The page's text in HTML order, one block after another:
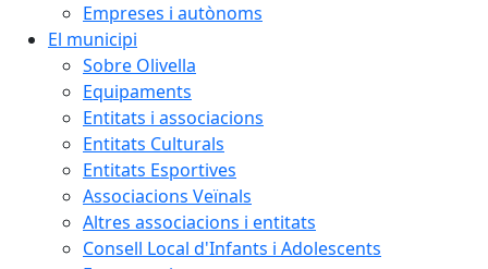
Empreses i autònoms
El municipi
Sobre Olivella
Equipaments
Entitats i associacions
Entitats Culturals
Entitats Esportives
Associacions Veïnals
Altres associacions i entitats
Consell Local d'Infants i Adolescents